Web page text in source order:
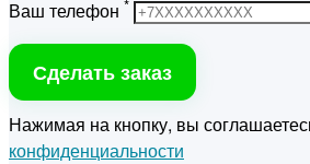
Ваш телефон
Сделать заказ
Нажимая на кнопку, вы
конфиденциальности